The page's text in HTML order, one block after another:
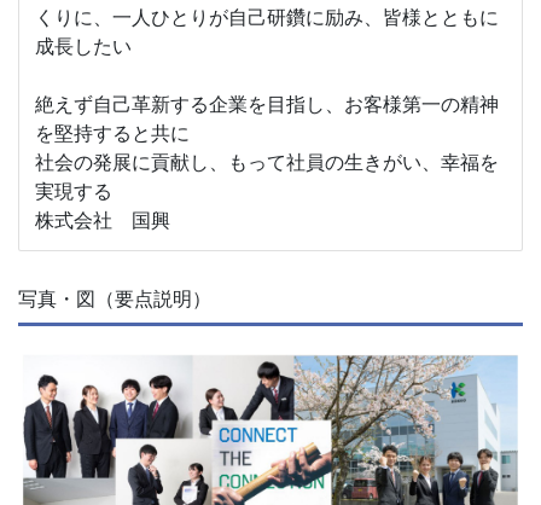
くりに、一人ひとりが自己研鑽に励み、皆様とともに
成長したい
絶えず自己革新する企業を目指し、お客様第一の精神
を堅持すると共に
社会の発展に貢献し、もって社員の生きがい、幸福を
実現する
株式会社 国興
写真・図（要点説明）